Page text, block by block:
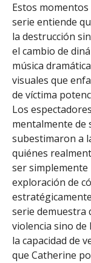
Estos
serie entiende
la destrucción
el cambio de
música
visuales que
de víctima
Los
mentalmente de
subestimaron a
quiénes
ser simplemente
exploración de
serie demuestra
violencia sino
la capacidad de
que Catherine